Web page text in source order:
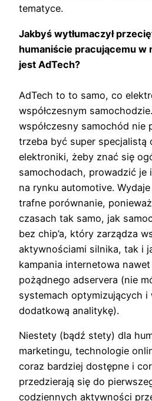
tematyce.
Jakbyś wytłumaczył
humaniście pracującemu w
jest AdTech?
AdTech to to samo, co
współczesnym
współczesny samochód nie
trzeba być super specjalistą
elektroniki, żeby znać się
samochodach, prowadzić je
na rynku automotive.
trafne porównanie,
czasach tak samo, jak
bez chip’a, który zarządza
aktywnościami silnika, tak i
kampania internetowa
pożądnego adservera (nie
systemach optymizujących i
dodatkową analitykę).
Niestety (bądź stety) dla
marketingu, technologie
coraz bardziej dostępne i
przedzierają się do
codziennych aktywności